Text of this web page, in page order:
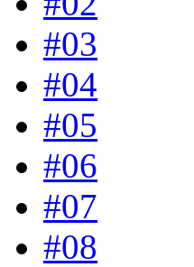
#03
#04
#05
#06
#07
#08